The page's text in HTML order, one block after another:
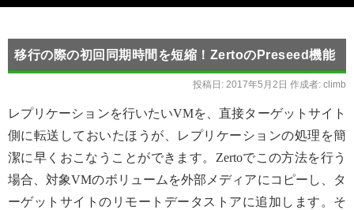
移行の際の初回同期時間を短縮！ZertoのPreseed機能
投稿日: 2017年5月2日 作成者: climb
レプリケーションを行いたいVMを、直接ターゲットサイト
側に転送しておいたほうが、レプリケーションの処理を簡
潔に早くおこなうことができます。Zertoでこの方法を行う
場合、対象VMのボリュームを外部メディアにコピーし、タ
ーゲットサイトのリモートデータストアに追加します。そ